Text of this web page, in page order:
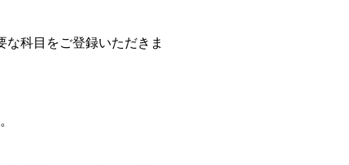
な科目をご登録いただきま